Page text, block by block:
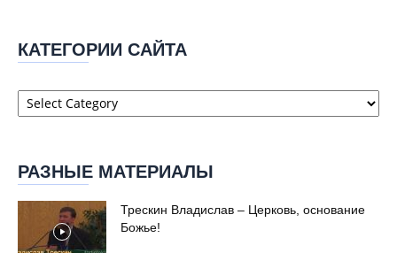
КАТЕГОРИИ САЙТА
Категории
сайта
РАЗНЫЕ МАТЕРИАЛЫ
Трескин Владислав – Церковь, основание
Божье!